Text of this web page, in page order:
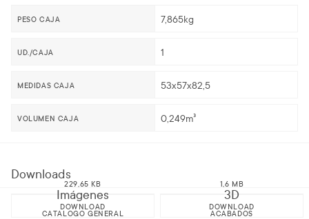
PESO CAJA 7,865kg
UD./CAJA 1
MEDIDAS CAJA 53x57x82,5
VOLUMEN CAJA 0,249m³
Downloads
Imágenes
229,65 KB
DOWNLOAD
3D
1,6 MB
DOWNLOAD
CATALOGO GENERAL
ACABADOS